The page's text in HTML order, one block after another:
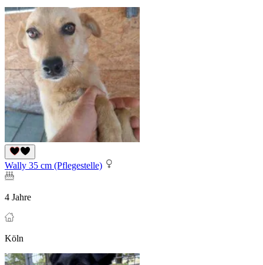
Wally 35 cm (Pflegestelle)
4 Jahre
Köln